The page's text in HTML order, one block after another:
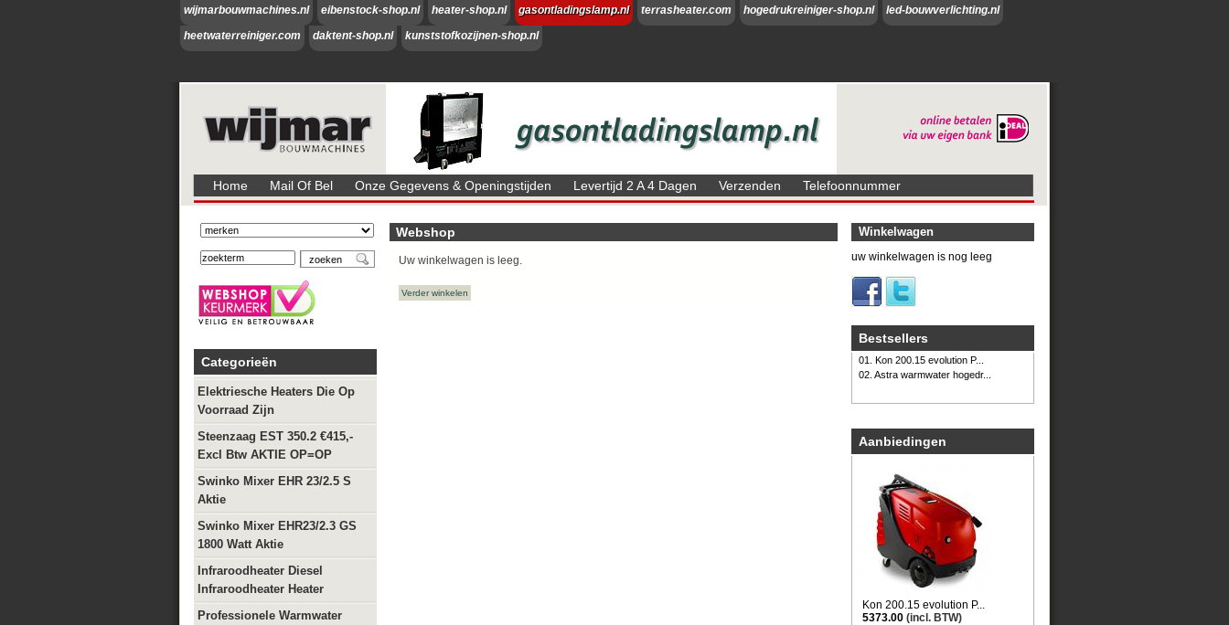
wijmarbouwmachines.nl eibenstock-shop.nl heater-shop.nl gasontladingslamp.nl terrasheater.com hogedrukreiniger-shop.nl
led-bouwverlichting.nl
heetwaterreiniger.com
daktent-shop.nl kunststofkozijnen-shop.nl
Home Mail Of Bel Onze Gegevens & Openingstijden Levertijd 2 A 4 Dagen Verzenden Telefoonnummer
Categorieën
Elektriesche Heaters Die Op
Voorraad Zijn
Steenzaag EST 350.2 €415,-
Excl Btw AKTIE OP=OP
Swinko Mixer EHR 23/2.5 S
Aktie
Swinko Mixer EHR23/2.3 GS
1800 Watt Aktie
Infraroodheater Diesel
Infraroodheater Heater
Professionele Warmwater
Webshop
Uw winkelwagen is leeg.
Winkelwagen
uw winkelwagen is nog leeg
Bestsellers
01. Kon 200.15 evolution P...
02. Astra warmwater hogedr...
Aanbiedingen
Kon 200.15 evolution P...
5373.00 (incl. BTW)